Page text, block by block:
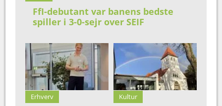
FfI-debutant var banens bedste
spiller i 3-0-sejr over SEIF
Erhverv Kultur